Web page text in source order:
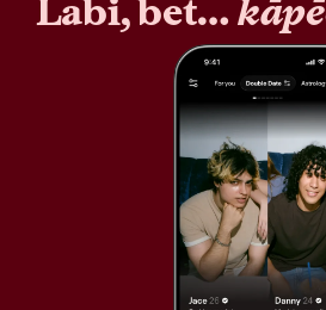
Labi, bet…